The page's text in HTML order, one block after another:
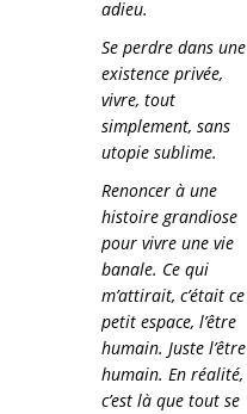
adieu.
Se perdre dans une
existence privée,
vivre, tout
simplement, sans
utopie sublime.
Renoncer à une
histoire grandiose
pour vivre une vie
banale. Ce qui
m’attirait, c’était ce
petit espace, l’être
humain. Juste l’être
humain. En réalité,
c’est là que tout se